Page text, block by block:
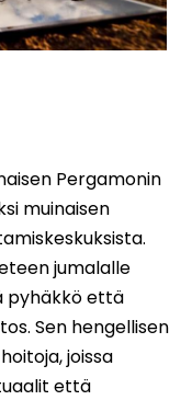
Pergamonin
muinaisen
jumalalle
pyhäkkö että
Sen hengellisen
joissa
että